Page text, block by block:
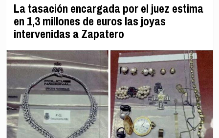
La tasación encargada por el juez estima
en 1,3 millones de euros las joyas
intervenidas a Zapatero